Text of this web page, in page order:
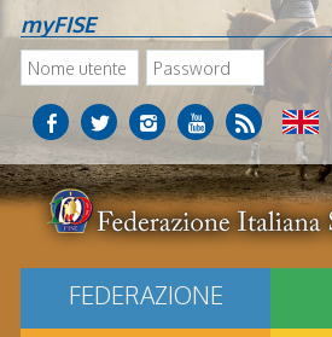
myFISE
FEDERAZIONE